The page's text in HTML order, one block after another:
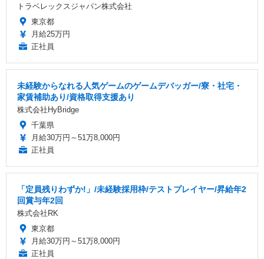
トラベレックスジャパン株式会社
東京都
月給25万円
正社員
未経験からなれる人気ゲームのゲームデバッガー/寮・社宅・
家賃補助あり/資格取得支援あり
株式会社HyBridge
千葉県
月給30万円～51万8,000円
正社員
「定員残りわずか!」/未経験採用枠/テストプレイヤー/昇給年2
回賞与年2回
株式会社RK
東京都
月給30万円～51万8,000円
正社員